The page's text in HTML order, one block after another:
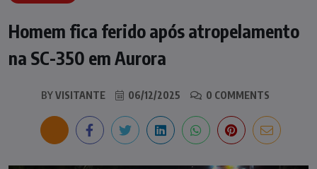
Homem fica ferido após atropelamento
na SC-350 em Aurora
BYVISITANTE 06/12/2025 0 COMMENTS